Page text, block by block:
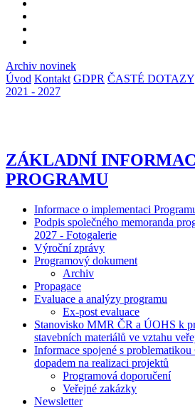
Archiv novinek
Úvod Kontakt GDPR ČASTÉ DOTAZY
2021 - 2027
ZÁKLADNÍ
PROGRAMU
Informace o implementaci
Podpis společného memoranda
2027 - Fotogalerie
Výroční zprávy
Programový dokument
Archiv
Propagace
Evaluace a analýzy programu
Ex-post evaluace
Stanovisko MMR ČR a ÚOHS k
stavebních materiálů ve vztahu
Informace spojené s
dopadem na realizaci projektů
Programová doporučení
Veřejné zakázky
Newsletter